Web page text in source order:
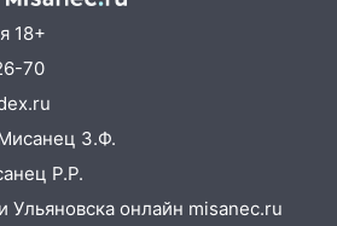
на проспекте Тюленева
обманули 92-летнюю
области
области
на трассе и
дело
18+
70
З.Ф.
Р.Р.
онлайн misanec.ru